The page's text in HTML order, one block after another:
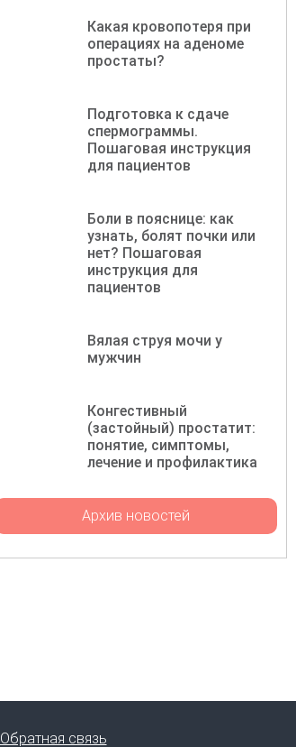
Какая кровопотеря при
операциях на аденоме
простаты?
Подготовка к сдаче
спермограммы.
Пошаговая инструкция
для пациентов
Боли в пояснице: как
узнать, болят почки или
нет? Пошаговая
инструкция для
пациентов
Вялая струя мочи у
мужчин
Конгестивный
(застойный) простатит:
понятие, симптомы,
лечение и профилактика
Архив новостей
Обратная связь